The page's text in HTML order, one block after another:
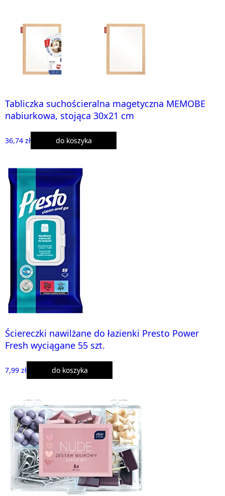
Tabliczka suchościeralna magetyczna MEMOBE
nabiurkowa, stojąca 30x21 cm
36,74 zł do koszyka
Ściereczki nawilżane do łazienki Presto Power
Fresh wyciągane 55 szt.
7,99 zł do koszyka